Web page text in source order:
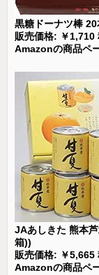
黒糖ドーナツ棒
販売価格: ￥1,710
Amazonの商品ペ
JAあしきた 熊本
箱))
販売価格: ￥5,665
Amazonの商品ペ